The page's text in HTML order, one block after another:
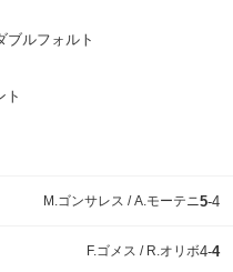
ブルフォルト
ト
M.ゴンサレス / A.モーテニ5-4
F.ゴメス / R.オリボ4-4